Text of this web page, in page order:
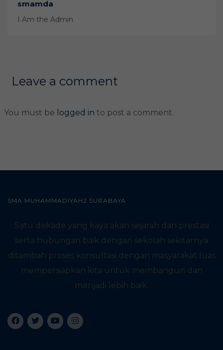
smamda
I Am the Admin
Leave a comment
You must be logged in to post a comment.
SMA MUHAMMADIYAH2 SURABAYA
Satu dekade yang kaya akan sejarah dan prestasi
serta hubungan baik dengan sekolah sekitarnya
ditambah proses konsultasi dengan masyarakat luas
mempersiapkan kita untuk membangun dan
menjadi lebih baik.